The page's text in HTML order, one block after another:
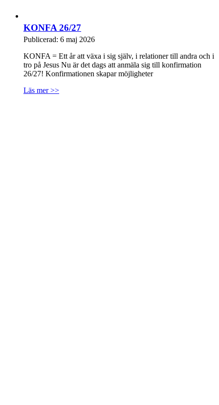
KONFA 26/27
Publicerad: 6 maj 2026
KONFA = Ett år att växa i sig själv, i relationer till andra och i
tro på Jesus Nu är det dags att anmäla sig till konfirmation
26/27! Konfirmationen skapar möjligheter
Läs mer >>